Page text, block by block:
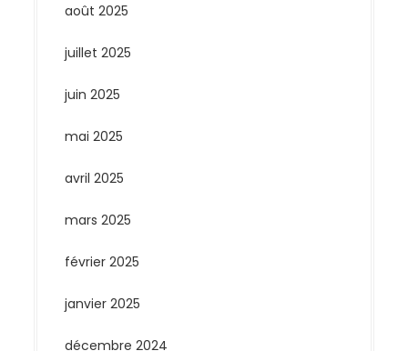
août 2025
juillet 2025
juin 2025
mai 2025
avril 2025
mars 2025
février 2025
janvier 2025
décembre 2024